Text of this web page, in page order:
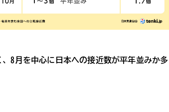
8月を中心に日本への接近数が平年並みか多